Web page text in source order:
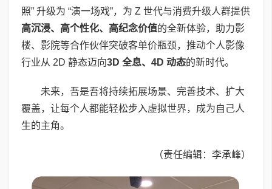
照” 升级为 “演一场戏”，为 Z 世代与消费升级人群提供
高沉浸、高个性化、高纪念价值的全新体验，助力影
楼、影院等合作伙伴突破客单价瓶颈，推动个人影像
行业从 2D 静态迈向3D 全息、 4D 动态的新时代。
未来，吾是吾将持续拓展场景、完善技术、扩大
覆盖，让每个人都能轻松步入虚拟世界，成为自己人
生的主角。
（责任编辑：李承峰）